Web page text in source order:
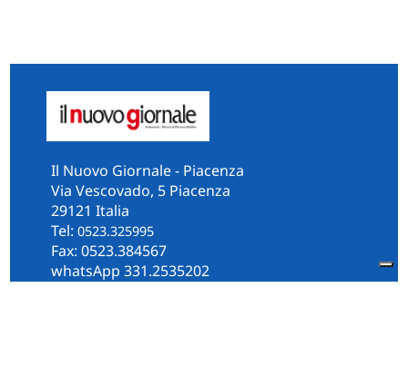
Il Nuovo Giornale - Piacenza
Via Vescovado, 5 Piacenza
29121 Italia
Tel: 0523.325995
Fax: 0523.384567
whatsApp 331.2535202